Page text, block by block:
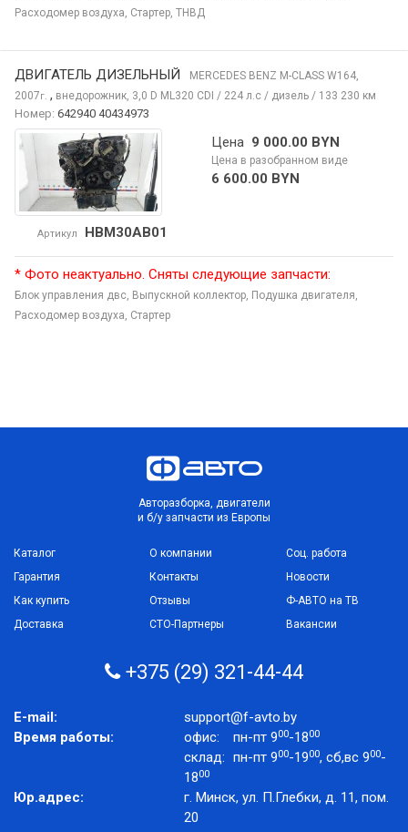
Расходомер воздуха, Стартер, ТНВД
ДВИГАТЕЛЬ ДИЗЕЛЬНЫЙ MERCEDES BENZ M-CLASS W164,
2007г. , внедорожник, 3,0 D ML320 CDI / 224 л.с / дизель / 133 230 км
Номер: 642940 40434973
Артикул HBM30AB01
Цена 9 000.00 BYN
Цена в разобранном виде
6 600.00 BYN
* Фото неактуально. Сняты следующие запчасти:
Блок управления двс, Выпускной коллектор, Подушка двигателя,
Расходомер воздуха, Стартер
Авторазборка, двигатели
и б/у запчасти из Европы
Каталог
Гарантия
Как купить
Доставка
О компании
Контакты
Отзывы
СТО-Партнеры
Соц. работа
Новости
Ф-АВТО на ТВ
Вакансии
+375 (29) 321-44-44
E-mail:
support@f-avto.by
Время работы:
офис: пн-пт 900-1800
склад: пн-пт 900-1900, сб,вс 900-
1800
Юр.адрес:
г. Минск, ул. П.Глебки, д. 11, пом.
20